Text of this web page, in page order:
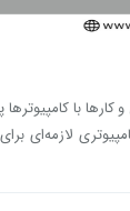
کار‌ها با
لازمه‌ای